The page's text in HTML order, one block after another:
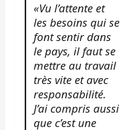
«Vu l’attente et
les besoins qui se
font sentir dans
le pays, il faut se
mettre au travail
très vite et avec
responsabilité.
J’ai compris aussi
que c’est une